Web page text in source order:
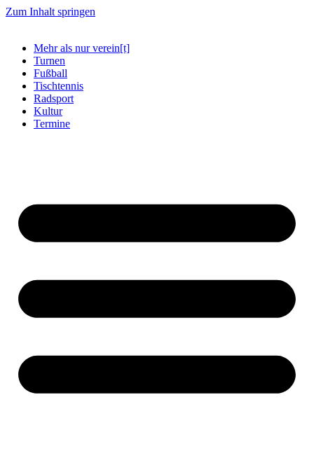
Zum Inhalt springen
Mehr als nur verein[t]
Turnen
Fußball
Tischtennis
Radsport
Kultur
Termine